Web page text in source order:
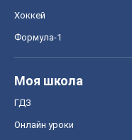
Хоккей
Формула-1
Моя школа
ГДЗ
Онлайн уроки